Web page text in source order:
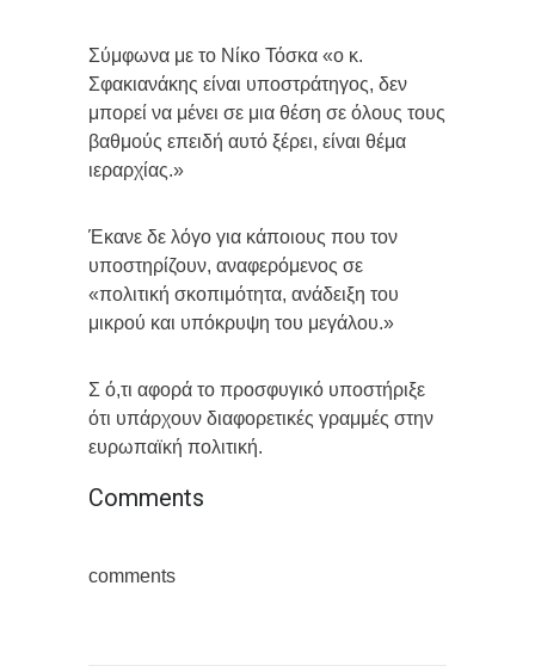
Σύμφωνα με το Νίκο Τόσκα «ο κ.
Σφακιανάκης είναι υποστράτηγος, δεν
μπορεί να μένει σε μια θέση σε όλους τους
βαθμούς επειδή αυτό ξέρει, είναι θέμα
ιεραρχίας.»
Έκανε δε λόγο για κάποιους που τον
υποστηρίζουν, αναφερόμενος σε
«πολιτική σκοπιμότητα, ανάδειξη του
μικρού και υπόκρυψη του μεγάλου.»
Σ ό,τι αφορά το προσφυγικό υποστήριξε
ότι υπάρχουν διαφορετικές γραμμές στην
ευρωπαϊκή πολιτική.
Comments
comments